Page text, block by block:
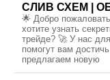
СЛИВ СХЕМ |
🌟 Добро
хотите узнать
трейде? 🚀 У нас
помогут вам
предлагаем новую